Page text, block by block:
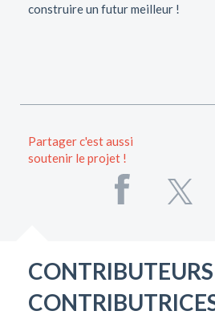
construire un futur meilleur !
Partager c'est aussi
soutenir le projet !